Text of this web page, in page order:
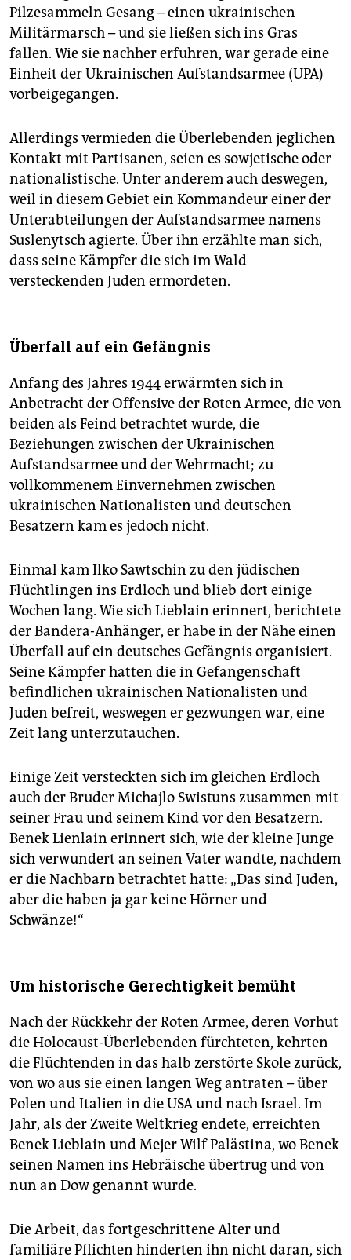
Pilzesammeln Gesang – einen ukrainischen
Militärmarsch – und sie ließen sich ins Gras
fallen. Wie sie nachher erfuhren, war gerade eine
Einheit der Ukrainischen Aufstandsarmee (UPA)
vorbeigegangen.
Allerdings vermieden die Überlebenden jeglichen
Kontakt mit Partisanen, seien es sowjetische oder
nationalistische. Unter anderem auch deswegen,
weil in diesem Gebiet ein Kommandeur einer der
Unterabteilungen der Aufstandsarmee namens
Suslenytsch agierte. Über ihn erzählte man sich,
dass seine Kämpfer die sich im Wald
versteckenden Juden ermordeten.
Überfall auf ein Gefängnis
Anfang des Jahres 1944 erwärmten sich in
Anbetracht der Offensive der Roten Armee, die von
beiden als Feind betrachtet wurde, die
Beziehungen zwischen der Ukrainischen
Aufstandsarmee und der Wehrmacht; zu
vollkommenem Einvernehmen zwischen
ukrainischen Nationalisten und deutschen
Besatzern kam es jedoch nicht.
Einmal kam Ilko Sawtschin zu den jüdischen
Flüchtlingen ins Erdloch und blieb dort einige
Wochen lang. Wie sich Lieblain erinnert, berichtete
der Bandera-Anhänger, er habe in der Nähe einen
Überfall auf ein deutsches Gefängnis organisiert.
Seine Kämpfer hatten die in Gefangenschaft
befindlichen ukrainischen Nationalisten und
Juden befreit, weswegen er gezwungen war, eine
Zeit lang unterzutauchen.
Einige Zeit versteckten sich im gleichen Erdloch
auch der Bruder Michajlo Swistuns zusammen mit
seiner Frau und seinem Kind vor den Besatzern.
Benek Lienlain erinnert sich, wie der kleine Junge
sich verwundert an seinen Vater wandte, nachdem
er die Nachbarn betrachtet hatte: „Das sind Juden,
aber die haben ja gar keine Hörner und
Schwänze!“
Um historische Gerechtigkeit bemüht
Nach der Rückkehr der Roten Armee, deren Vorhut
die Holocaust-Überlebenden fürchteten, kehrten
die Flüchtenden in das halb zerstörte Skole zurück,
von wo aus sie einen langen Weg antraten – über
Polen und Italien in die USA und nach Israel. Im
Jahr, als der Zweite Weltkrieg ­endete, erreichten
Benek Lieblain und Mejer Wilf Palästina, wo Benek
seinen Namen ins Hebräische übertrug und von
nun an Dow genannt wurde.
Die Arbeit, das fortgeschrittene Alter und
familiäre Pflichten hinderten ihn nicht daran, sich